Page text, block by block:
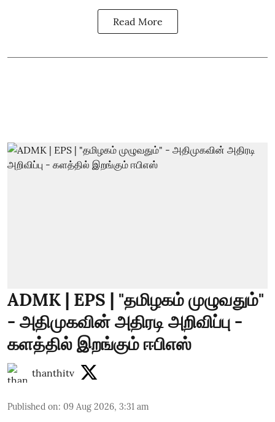
Read More
ADMK | EPS | "தமிழகம் முழுவதும்"
- அதிமுகவின் அதிரடி அறிவிப்பு -
களத்தில் இறங்கும் ஈபிஎஸ்
thanthitv
Published on: 09 Aug 2026, 3:31 am